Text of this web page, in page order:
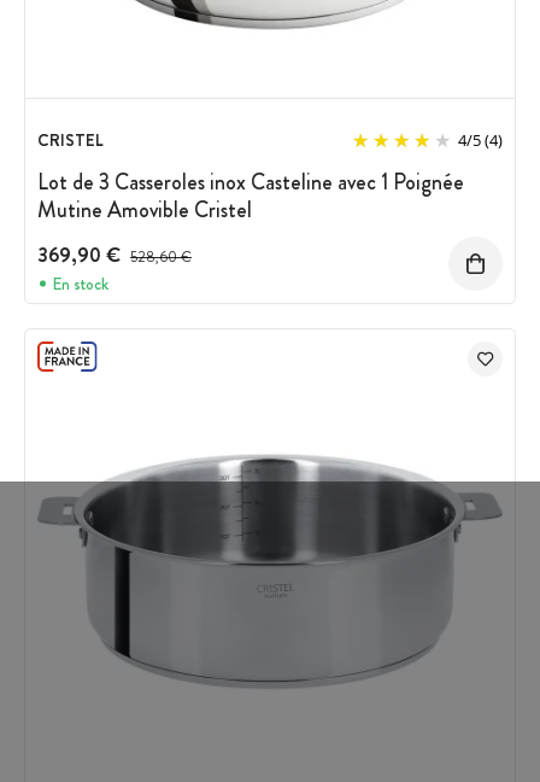
CRISTEL 4/5(4)
Lot de 3 Casseroles inox Casteline avec 1 Poignée
Mutine Amovible Cristel
369,90 € Prix avant réduction :
528,60 €
En stock